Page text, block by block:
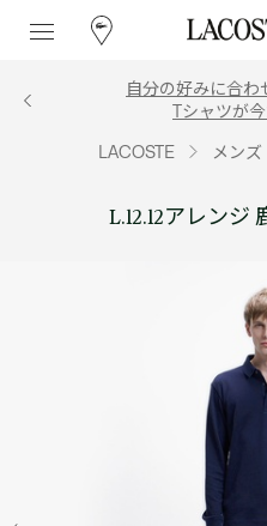
自分の好みに合わ
Tシャツが
LACOSTE メンズ
L.12.12アレンジ